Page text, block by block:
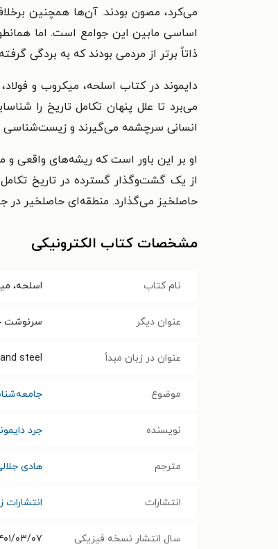
می‌کرد، مصون بودند. آن‌ها همچنین
اساسی مابین این جوامع است. اما
ذاتاً برتر از مردمی بودند که به بردگی
دایموند در کتاب اسلحه، میکروب و
می‌برد تا علل پنهان تکامل تاریخ را
انسانی سرچشمه می‌گیرند و زیست‌شناسی
او بر این باور است که ریشه‌های واقعی و
حاصلخیز می‌گذارد. منطقه‌ای حاصلخیر در
مشخصات کتاب الکترونیکی
نام کتاب اسلحه،
عنوان دیگر سرنوشت
عنوان در زبان مبدأ steel
موضوع
نویسنده جرد
مترجم هادی
انتشارات انتشارات
سال انتشار نسخه فیزیکی ۱۴۰۱/۰۳/